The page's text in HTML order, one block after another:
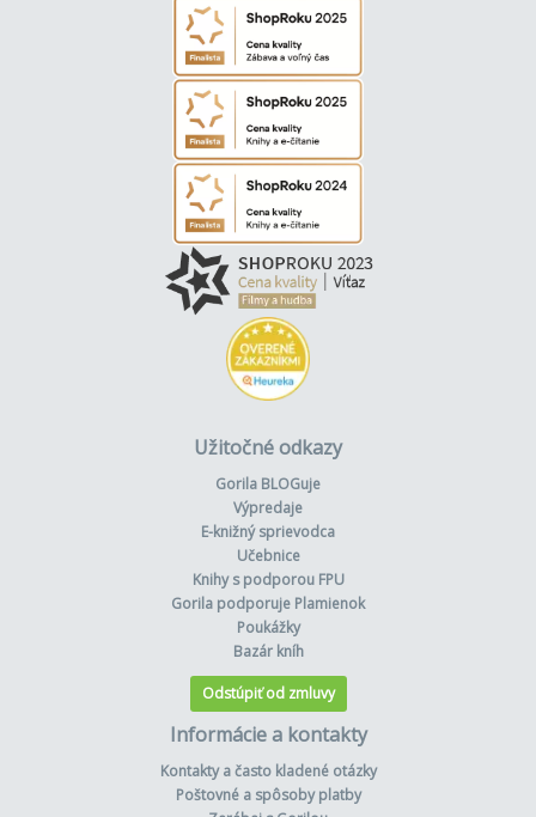
Užitočné odkazy
Gorila BLOGuje
Výpredaje
E-knižný sprievodca
Učebnice
Knihy s podporou FPU
Gorila podporuje Plamienok
Poukážky
Bazár kníh
Odstúpiť od zmluvy
Informácie a kontakty
Kontakty a často kladené otázky
Poštovné a spôsoby platby